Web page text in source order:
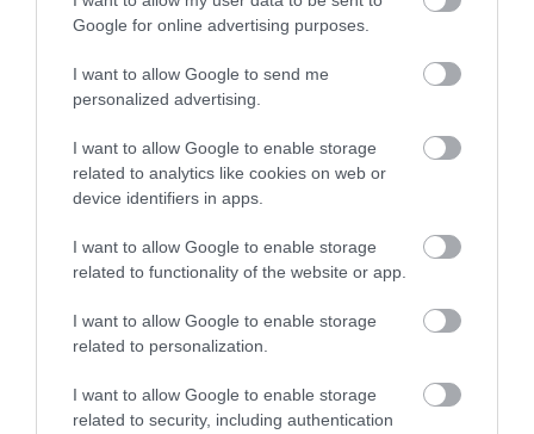
Google for online advertising purposes.
I want to allow Google to send me
personalized advertising.
I want to allow Google to enable storage
related to analytics like cookies on web or
device identifiers in apps.
I want to allow Google to enable storage
related to functionality of the website or app.
I want to allow Google to enable storage
related to personalization.
I want to allow Google to enable storage
related to security, including authentication
A fenyvesekkel szegélyezett folyóparti fürdőváros,
feltörő ásványvíz állítólagos gyógyerejéről.
Ezt a gyógyító elixírt ihatjuk a Druskininkai Health
Resortban, de fürdőzhetünk is benne a Grand Spa
Lietuva, a Spa Vilnius és a Mineral Spa Draugyste
helyi hotelben is, ahol tovább kényeztethetjük
magunkat különféle iszapfürdőkkel, masszázzsal és